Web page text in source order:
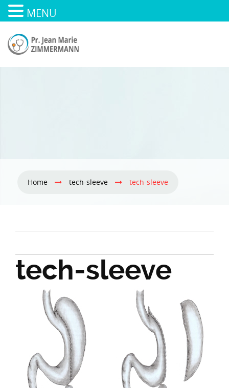
Home tech-sleeve tech-sleeve
tech-sleeve
MENU